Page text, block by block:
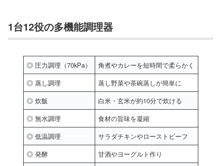
1台12役の多機能調理器
◎ 圧力調理（70kPa）
角煮やカレーを短時間で柔らかく
◎ 蒸し調理
蒸し野菜や茶碗蒸しが簡単に
◎ 炊飯
白米・玄米が約10分で炊ける
◎ 無水調理
食材の旨味を凝縮
◎ 低温調理
サラダチキンやローストビーフ
◎ 発酵
甘酒やヨーグルト作り